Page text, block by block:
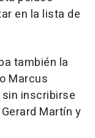
en la lista de
también la
Marcus
sin inscribirse
Martín y